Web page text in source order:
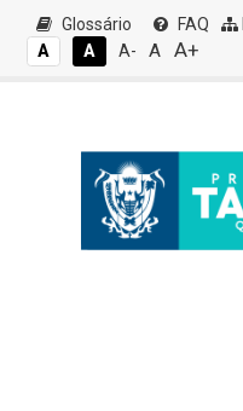
Glossário FAQ
A
A A- A A+